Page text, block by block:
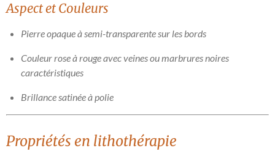
Aspect et Couleurs
Pierre opaque à semi-transparente sur les bords
Couleur rose à rouge avec veines ou marbrures noires
caractéristiques
Brillance satinée à polie
Propriétés en lithothérapie